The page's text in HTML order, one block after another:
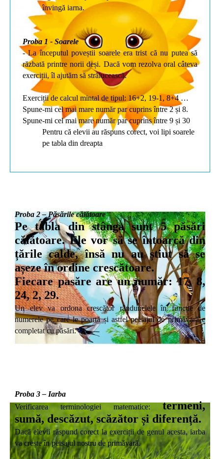
învingă iarna.
Proba 1 - Soarele
- La începutul poveștii soarele era trist că nu putea să
răzbată printre norii deși. Dacă vom rezolva oral câteva
exerciții, îl ajutăm să strălucească.
Exerciții de calcul mintal de tipul: 16+2, 19-1, 8+4 …
Spune-mi cel mai mare număr par cuprins între 2 și 8.
Spune-mi cel mai mare număr par cuprins între 9 și 30
Pentru că elevii au răspuns corect, voi lipi soarele
pe tabla din dreapta
Proba 2 – Păsările călătoare
Pe tabla din stânga sunt 5 păsări
călătoare. Ele vor să se întoarcă din
țările calde, însă nu au știut să se
așeze în ordine crescătoare.
Fiecare pasăre are un număr: 17, 8,
24, 2, 29.
Un elev va ordona crescător rândunelele în funcție de
numerele pe care le poartă și astfel peisajul de primăvară e
completat cu păsări.
Proba 3 – Iarba
Verificarea terminologiei matematice: termeni,
sumă, descăzut, scăzător și diferență.
Dacă elevii răspund corect la exerciții de genul acesta, iarba
va crește în peisajul nostru de primăvară.